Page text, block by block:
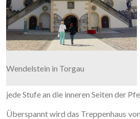
Wendelstein in Torgau
jede Stufe an die inneren Seiten der
Überspannt wird das Treppenhaus